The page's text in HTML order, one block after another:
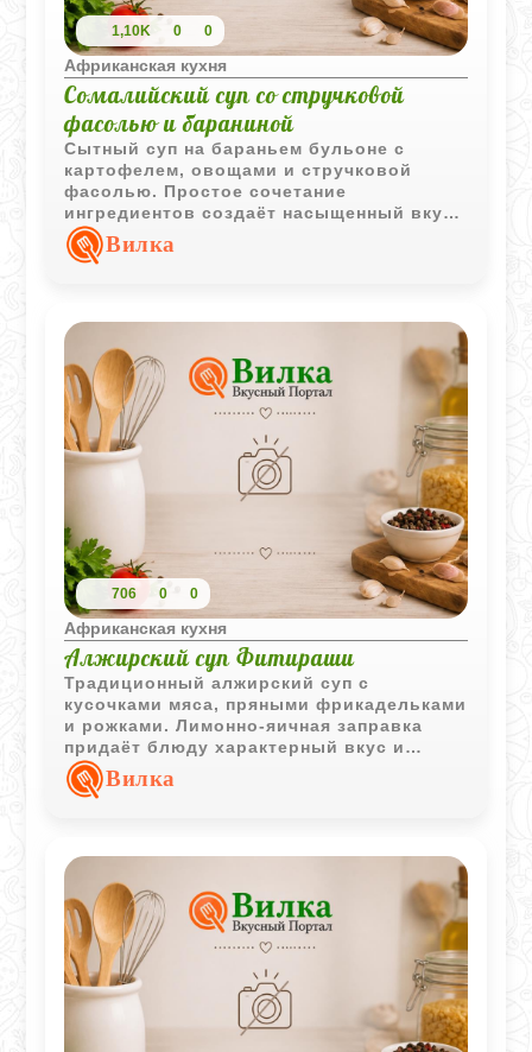
1,10K 0 0
Африканская кухня
Сомалийский суп со стручковой
фасолью и бараниной
Сытный суп на бараньем бульоне с
картофелем, овощами и стручковой
фасолью. Простое сочетание
ингредиентов создаёт насыщенный вкус
и делает блюдо подходящим для
семейного обеда.
Вилка
706 0 0
Африканская кухня
Алжирский суп Фитираши
Традиционный алжирский суп с
кусочками мяса, пряными фрикадельками
и рожками. Лимонно-яичная заправка
придаёт блюду характерный вкус и
делает бульон более насыщенным.
Вилка